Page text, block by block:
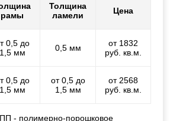
рамы
Толщина
ламели
Цена
0,5 до
1,5 мм
0,5 мм
от 1832
руб. кв.м.
0,5 до
1,5 мм
от 0,5 до
1,5 мм
от 2568
руб. кв.м.
- полимерно-порошковое